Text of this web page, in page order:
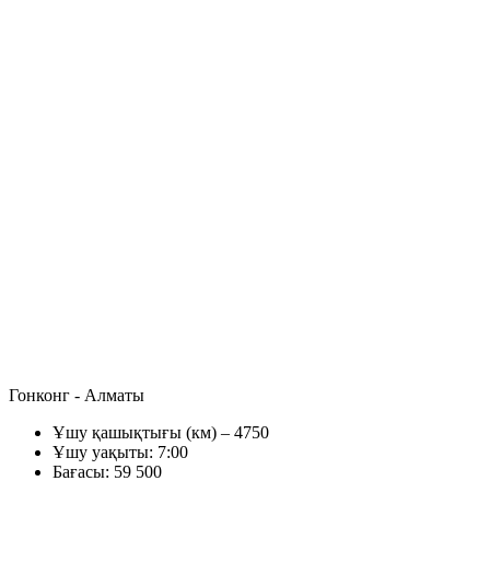
Гонконг - Алматы
Ұшу қашықтығы (км) – 4750
Ұшу уақыты: 7:00
Бағасы: 59 500